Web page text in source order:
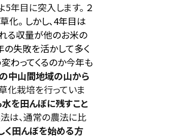
5年目に突入します。 ２
。 しかし、4年目は
る収量が他のお米の
の失敗を活かして多く
わってくるのか今年も
中山間地域の山から
化栽培を行っていま
を田んぼに残すこと
は、通常の農法に比
く田んぼを始める方